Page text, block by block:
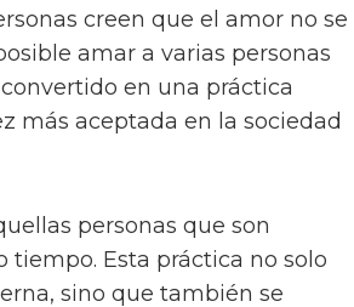
creen que el amor no se
amar a varias personas
en una práctica
más aceptada en la sociedad
personas que son
tiempo. Esta práctica no solo
sino que también se